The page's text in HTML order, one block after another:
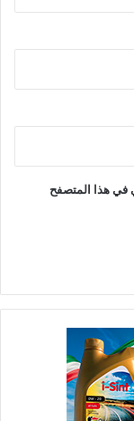
في هذا المتصفح